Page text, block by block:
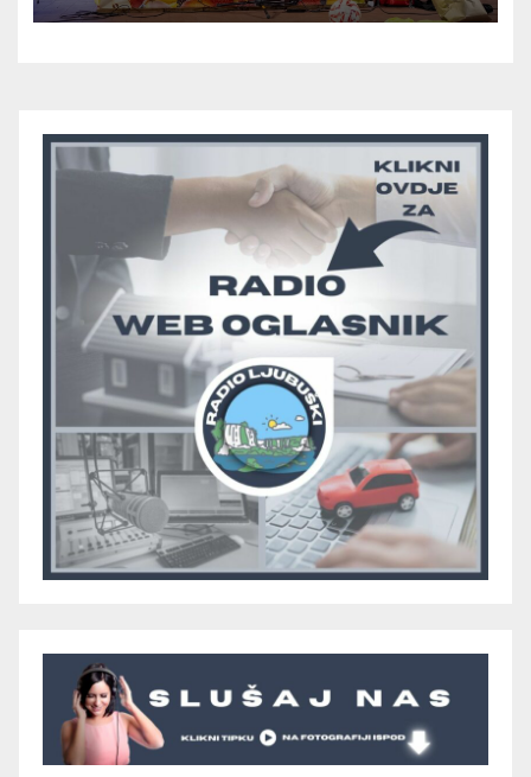
skupini “A”, seniori Teskere
Grma “vratio u igru”